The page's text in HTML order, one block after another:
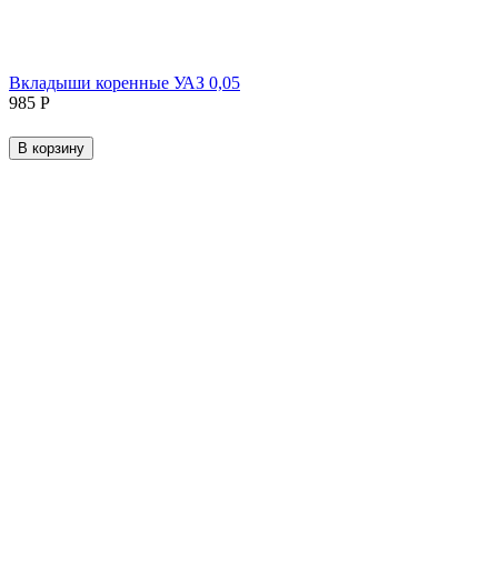
Вкладыши коренные УАЗ 0,05
‍985‍ Р
В корзину